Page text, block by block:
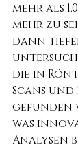
mehr als
mehr zu
dann
die in
Scans
gefunden
was
Analysen